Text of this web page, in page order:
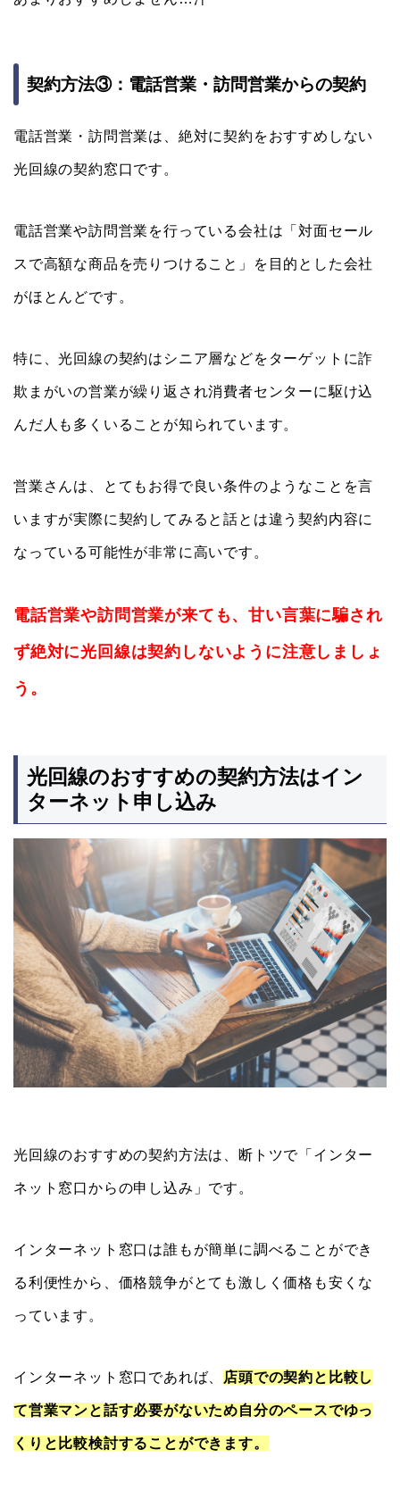
契約方法③：電話営業・訪問営業からの契約
電話営業・訪問営業は、絶対に契約をおすすめしない
光回線の契約窓口です。
電話営業や訪問営業を行っている会社は「対面セール
スで高額な商品を売りつけること」を目的とした会社
がほとんどです。
特に、光回線の契約はシニア層などをターゲットに詐
欺まがいの営業が繰り返され消費者センターに駆け込
んだ人も多くいることが知られています。
営業さんは、とてもお得で良い条件のようなことを言
いますが実際に契約してみると話とは違う契約内容に
なっている可能性が非常に高いです。
電話営業や訪問営業が来ても、甘い言葉に騙され
ず絶対に光回線は契約しないように注意しましょ
う。
光回線のおすすめの契約方法はイン
ターネット申し込み
光回線のおすすめの契約方法は、断トツで「インター
ネット窓口からの申し込み」です。
インターネット窓口は誰もが簡単に調べることができ
る利便性から、価格競争がとても激しく価格も安くな
っています。
インターネット窓口であれば、 店頭での契約と比較し
て営業マンと話す必要がないため自分のペースでゆっ
くりと比較検討することができます。